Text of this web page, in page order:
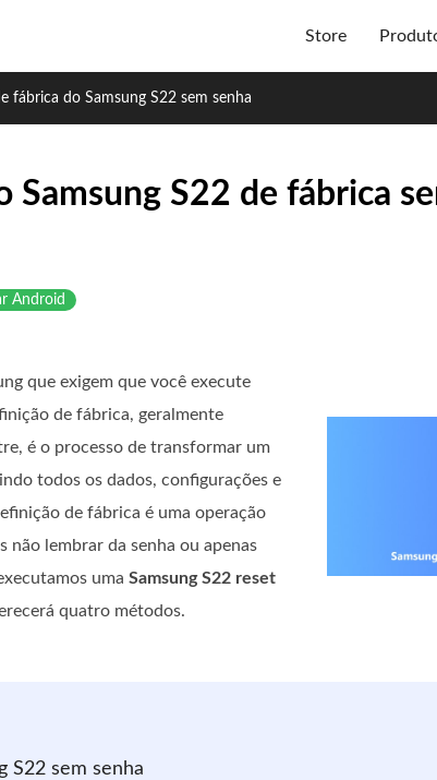
Store
fábrica do Samsung S22 sem senha
S22 de fábrica
Android
que exigem que você execute
de fábrica, geralmente
é o processo de transformar um
todos os dados, configurações e
de fábrica é uma operação
não lembrar da senha ou apenas
uma Samsung S22 reset
quatro métodos.
S22 sem senha